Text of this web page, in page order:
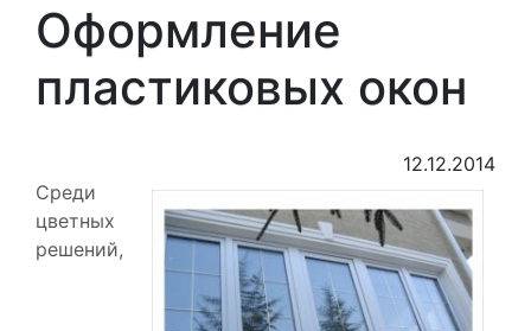
Оформление
пластиковых окон
12.12.2014
Среди
цветных
решений,